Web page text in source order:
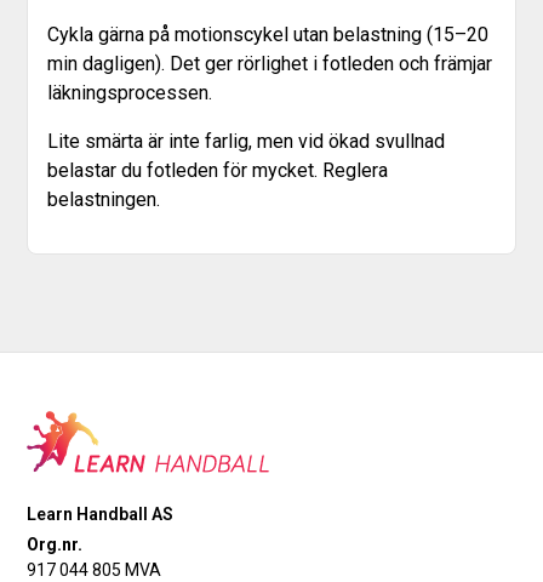
Cykla gärna på motionscykel utan belastning (15–20
min dagligen). Det ger rörlighet i fotleden och främjar
läkningsprocessen.
Lite smärta är inte farlig, men vid ökad svullnad
belastar du fotleden för mycket. Reglera
belastningen.
Learn Handball AS
Org.nr.
917 044 805 MVA